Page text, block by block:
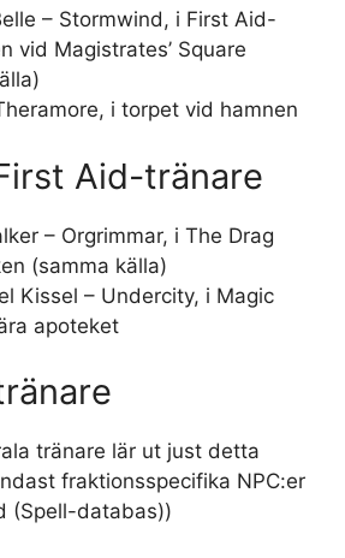
– Stormwind, i First Aid-
vid Magistrates’ Square
i torpet vid hamnen
Aid-tränare
– Orgrimmar, i The Drag
(samma källa)
Kissel – Undercity, i Magic
apoteket
tränare lär ut just detta
fraktionsspecifika NPC:er
(Spell-databas))